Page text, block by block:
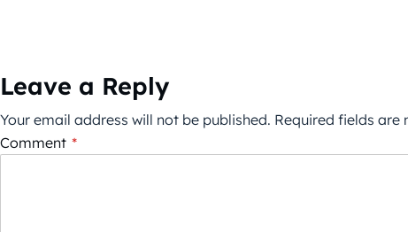
Leave a Reply
Your email address will not be published. Required fields are
Comment *